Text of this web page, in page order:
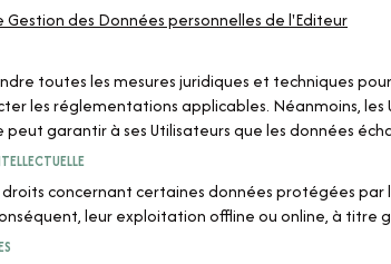
des Données personnelles de l'Editeur
toutes les mesures juridiques et techniques
les réglementations applicables. Néanmoins,
peut garantir à ses Utilisateurs que les données
concernant certaines données protégées
leur exploitation offline ou online, à